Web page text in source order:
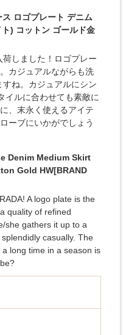
ロゴプレート デニム
) コットン ゴールド金
しました！ロゴプレー
カジュアルながらも洗
ね。カジュアルにシン
イルに合わせても素敵に
、末永く使えるアイテ
ーブにいかがでしょう
Denim Medium Skirt
Gold HW[BRAND
A logo plate is the
quality of refined
she gathers it up to a
casually. The
long time in a season is